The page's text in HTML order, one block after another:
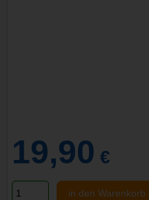
19,90 €
in den Warenkorb